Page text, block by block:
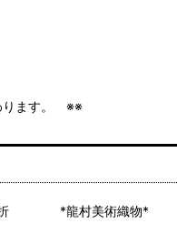
ります。 ※※
ッ折 *龍村美術織物*